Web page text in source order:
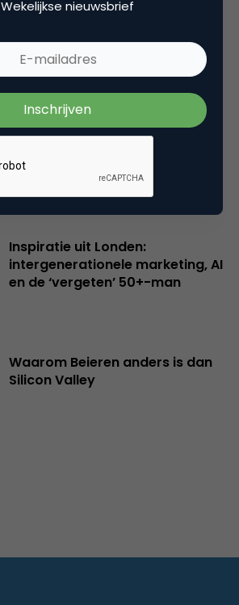
Rebel with or without a cause?
en merkeigenaren
Creatieve sector als aanjager
verbinder van industrieën
belangrijker en urgenter dan
ooit
Inspiratie uit Londen:
intergenerationele marketing, AI
en de ‘vergeten’ 50+-man
Waarom Beieren anders is dan
Silicon Valley
Wekelijkse nieuwsbrief